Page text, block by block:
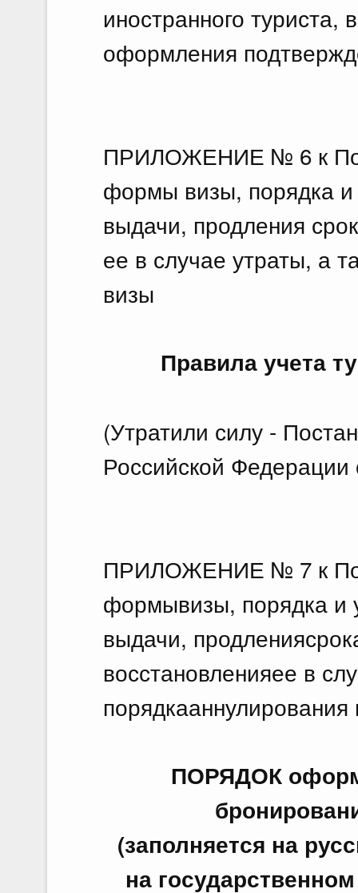
иностранного туриста,
оформления
ПРИЛОЖЕНИЕ № 6 к
формы визы, порядка
выдачи, продления
ее в случае утраты, а
визы
Правила учета
(Утратили силу -
Российской
ПРИЛОЖЕНИЕ № 7 к
формывизы, порядка и
выдачи,
восстановленияее в
порядкааннулирования
ПОРЯДОК
(заполняется на
на